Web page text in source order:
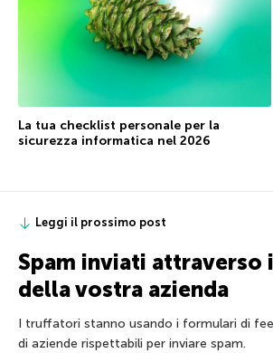
La tua checklist personale per la
sicurezza informatica nel 2026
Leggi il prossimo post
Spam inviati attraverso
della vostra azienda
I truffatori stanno usando i formulari di
di aziende rispettabili per inviare spam.